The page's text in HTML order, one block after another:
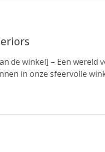
de winkel] – Een
in onze sfeervolle